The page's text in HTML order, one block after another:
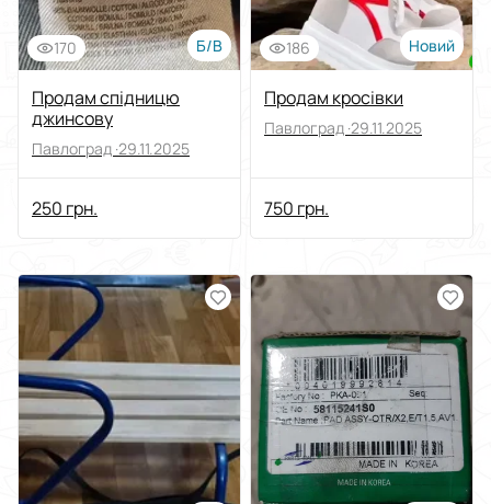
170 Б/В
Продам спідницю
джинсову
Павлоград ·29.11.2025
250 грн.
186 Новий
Продам кросівки
Павлоград ·29.11.2025
750 грн.